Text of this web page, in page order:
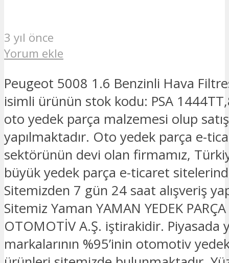
3 yıl önce
Yorum ekle
Peugeot 5008 1.6 Benzinli Hava
isimli ürünün stok kodu: PSA
oto yedek parça malzemesi olup
yapılmaktadır. Oto yedek parça e-
sektörünün devi olan firmamız,
büyük yedek parça e-ticaret
Sitemizden 7 gün 24 saat alışveriş
Sitemiz Yaman YAMAN YEDEK PARÇA
OTOMOTİV A.Ş. iştirakidir. Piyasada
markalarının %95’inin otomotiv